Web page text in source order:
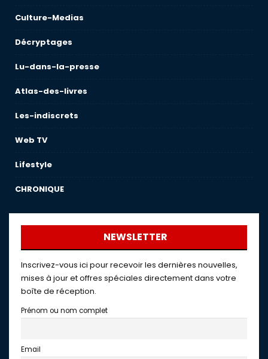
Culture-Medias
Décryptages
Lu-dans-la-presse
Atlas-des-livres
Les-indiscrets
Web TV
Lifestyle
CHRONIQUE
NEWSLETTER
Inscrivez-vous ici pour recevoir les dernières nouvelles,
mises à jour et offres spéciales directement dans votre
boîte de réception.
Prénom ou nom complet
Email